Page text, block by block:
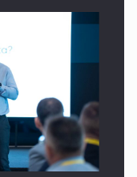
Finantare